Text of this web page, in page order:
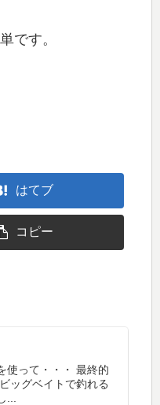
です。
はてブ
コピー
使って・・・ 最終的
ッグベイトで釣れる